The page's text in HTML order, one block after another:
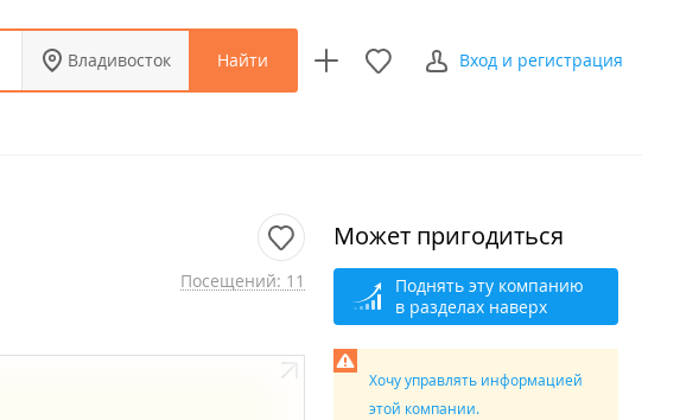
Владивосток Найти Вход и регистрация
Посещений: 11
Может пригодиться
Поднять эту компанию
в разделах наверх
Хочу управлять информацией
этой компании.